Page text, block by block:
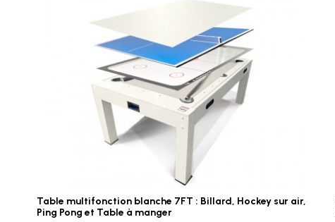
Table multifonction blanche 7FT : Billard, Hockey sur air,
Ping Pong et Table à manger